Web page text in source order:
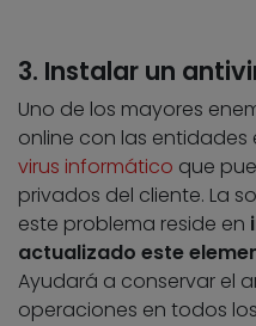
3. Instalar un
Uno de los mayores
online con las entidades
virus informático que
privados del cliente. La
este problema reside en
actualizado este
Ayudará a conservar el
operaciones en todos